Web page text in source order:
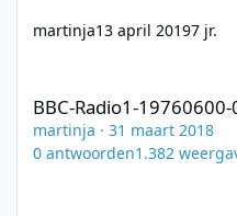
martinja13 april 20197 jr.
BBC-Radio1-
martinja · 31 maart 2018
0 antwoorden1.382